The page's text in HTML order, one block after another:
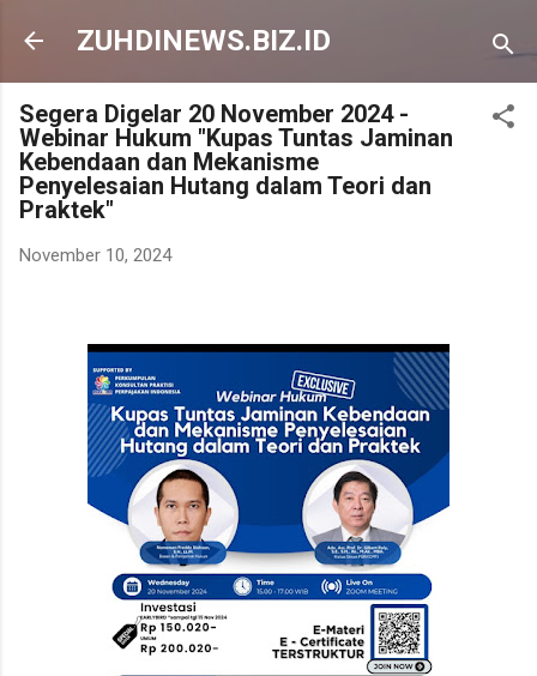
Langsung ke konten utama
ZUHDINEWS.BIZ.ID
Segera Digelar 20 November 2024 -
Webinar Hukum "Kupas Tuntas Jaminan
Kebendaan dan Mekanisme
Penyelesaian Hutang dalam Teori dan
Praktek"
November 10, 2024